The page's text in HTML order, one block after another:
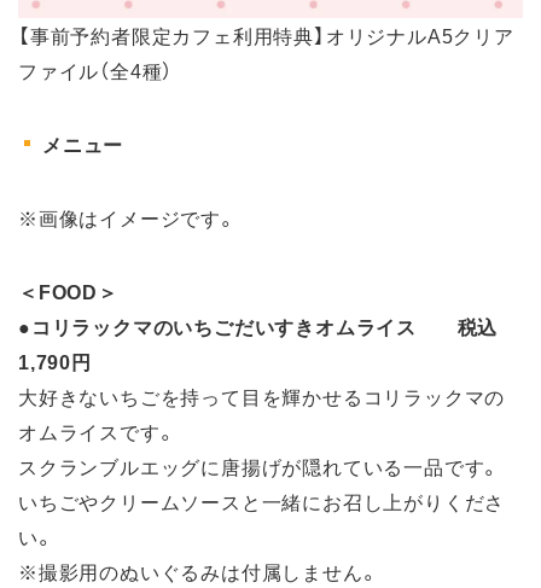
【事前予約者限定カフェ利用特典】オリジナルA5クリア
ファイル（全4種）
メニュー
※画像はイメージです。
＜FOOD＞
●コリラックマのいちごだいすきオムライス 税込
1,790円
大好きないちごを持って目を輝かせるコリラックマの
オムライスです。
スクランブルエッグに唐揚げが隠れている一品です。
いちごやクリームソースと一緒にお召し上がりくださ
い。
※撮影用のぬいぐるみは付属しません。